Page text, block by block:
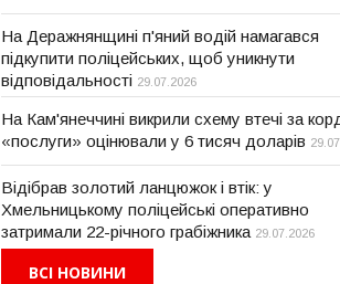
На Деражнянщині п'яний водій намагався
підкупити поліцейських, щоб уникнути
відповідальності 29.07.2026
На Кам'янеччині викрили схему втечі за
«послуги» оцінювали у 6 тисяч доларів
Відібрав золотий ланцюжок і втік: у
Хмельницькому поліцейські оперативно
затримали 22-річного грабіжника 29.07.2026
ВСІ НОВИНИ